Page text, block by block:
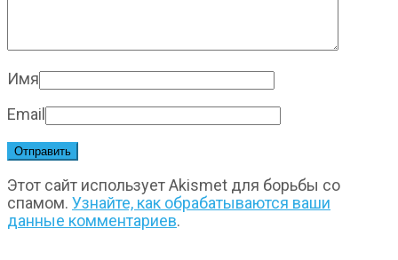
Имя
Email
Этот сайт использует Akismet для борьбы со
спамом. Узнайте, как обрабатываются ваши
данные комментариев.